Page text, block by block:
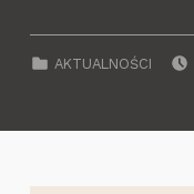
CATEGORIZED IN:
AKTUALNOŚCI